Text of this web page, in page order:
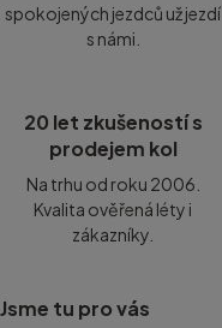
spokojených jezdců už jezdí
s námi.
20 let zkušeností s
prodejem kol
Na trhu od roku 2006.
Kvalita ověřená léty i
zákazníky.
Jsme tu pro vás